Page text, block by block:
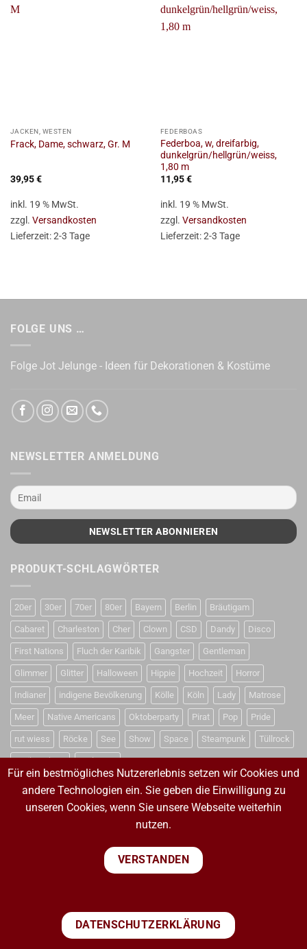
JACKEN, WESTEN
Frack, Dame, schwarz, Gr. M
39,95€
inkl. 19 % MwSt.
zzgl. Versandkosten
Lieferzeit:2-3 Tage
FEDERBOAS
Federboa, w, dreifarbig,
dunkelgrün/hellgrün/weiss,
1,80 m
11,95€
inkl. 19 % MwSt.
zzgl. Versandkosten
Lieferzeit:2-3 Tage
FOLGE UNS …
Folge Jot Jelunge - Ideen für Dekorationen & Kostüme
NEWSLETTER ANMELDUNG
PRODUKT-SCHLAGWÖRTER
20er 30er 70er 80er Bayern Berlin Bräutigam
Cabaret Charleston Cher Clown CSD Dandy Disco
First Nations Fluch der Karibik Gangster Gentleman
Glimmer Glitter Halloween Hippie Hochzeit Horror
Indianer indigene Bevölkerung Kölle Köln Lady Matrose
Meer Native Americans Oktoberparty Pirat Pop Pride
rut wiess Röcke See Show Space Steampunk Tüllrock
Weihnachten Weltraum
VERTRAG WIDERRUFEN
VERTRAG WIDERRUFEN
PayPal Visa MasterCard
Sepa
IMPRESSUM WIDERRUFSBELEHRUNG
AGB
Für ein bestmögliches Nutzererlebnis setzen wir Cookies und
andere Technologien ein. Sie geben die Einwilligung zu
unseren Cookies, wenn Sie unsere Webseite weiterhin
nutzen.
VERSTANDEN
DATENSCHUTZERKLÄRUNG